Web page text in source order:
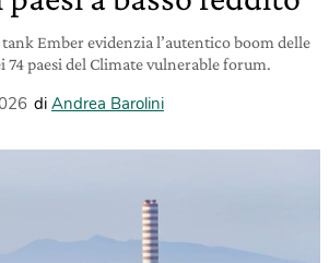
Ember evidenzia l’autentico boom delle
paesi del Climate vulnerable forum.
di Andrea Barolini